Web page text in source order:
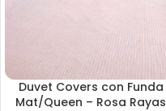
Duvet Covers con Funda
Mat/Queen – Rosa Rayas